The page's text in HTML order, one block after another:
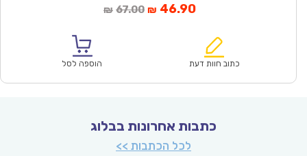
₪ 67.00המחיר
₪67.00.
₪ 46.90המחיר
הוא:
כתוב חוות דעת הוספה לסל
כתבות אחרונות בבלוג
לכל הכתבות >>